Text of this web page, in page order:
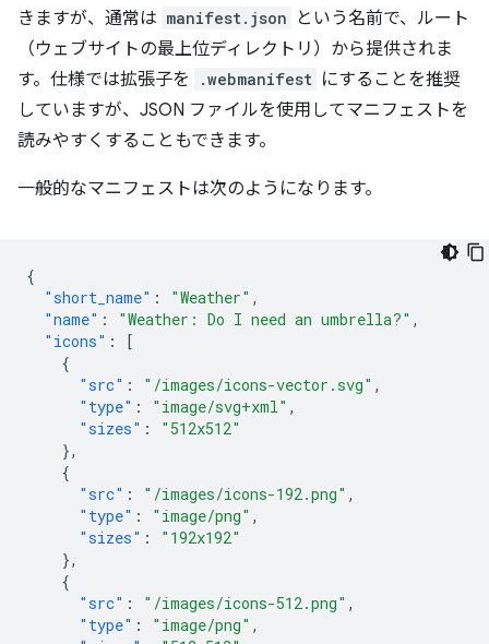
きますが、通常は manifest.json
という名前で、ルート
（ウェブサイトの最上位ディレクトリ）から提供されま
す。仕様では拡張子を
.webmanifest にすることを推奨
していますが、JSON ファイルを使用してマニフェストを
読みやすくすることもできます。
一般的なマニフェストは次のようになります。
{
"short_name" : "Weather" ,
"name" : "Weather: Do I need an umbrella?" ,
"icons" :
[
{
"src" : "/images/icons-vector.svg" ,
"type" : "image/svg+xml" ,
"sizes" :
"512x512"
},
{
"src" : "/images/icons-192.png" ,
"type" : "image/png" ,
"sizes" :
"192x192"
},
{
"src" : "/images/icons-512.png" ,
"type" : "image/png" ,